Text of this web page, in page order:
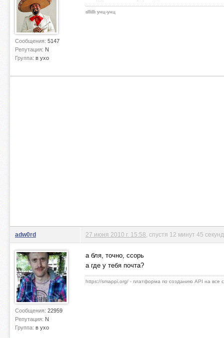
Сообщения: 5147
Репутация: N
Группа: в ухо
ιιlllιlllι унц-унц
adw0rd
Сообщения: 22959
Репутация: N
Группа: в ухо
27 июня 2010 г. 15:58 , спустя 12 минут 45 секунд
а бля, точно, ссорь
а где у тебя почта?
https://smappi.org/ - платформа по созданию API на все